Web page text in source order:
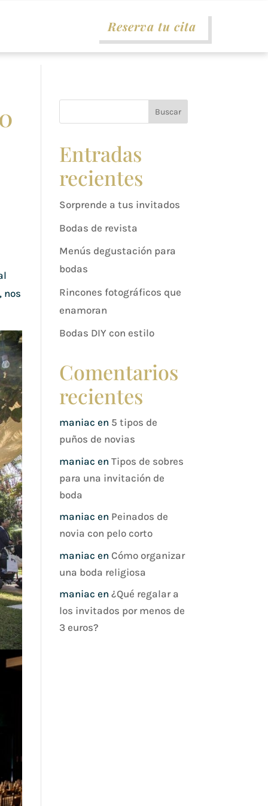
Reserva tu cita
nos
Buscar
Entradas
recientes
Sorprende a tus invitados
Bodas de revista
Menús degustación para
bodas
Rincones fotográficos que
enamoran
Bodas DIY con estilo
Comentarios
recientes
maniac en 5 tipos de
puños de novias
maniac en Tipos de sobres
para una invitación de
boda
maniac en Peinados de
novia con pelo corto
maniac en Cómo organizar
una boda religiosa
maniac en ¿Qué regalar a
los invitados por menos de
3 euros?